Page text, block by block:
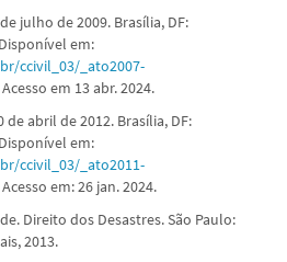
julho de 2009. Brasília, DF:
em:
ccivil_03/_ato2007-
Acesso em 13 abr. 2024.
de abril de 2012. Brasília, DF:
em:
ccivil_03/_ato2011-
Acesso em: 26 jan. 2024.
Direito dos Desastres. São Paulo:
2013.